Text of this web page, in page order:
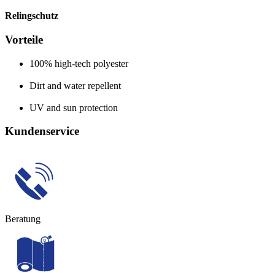
Relingschutz
Vorteile
100% high-tech polyester
Dirt and water repellent
UV and sun protection
Kundenservice
Beratung